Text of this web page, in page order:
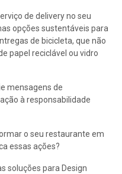
de delivery no seu
opções sustentáveis para
de bicicleta, que não
papel reciclável ou vidro
mensagens de
à responsabilidade
o seu restaurante em
essas ações?
soluções para Design